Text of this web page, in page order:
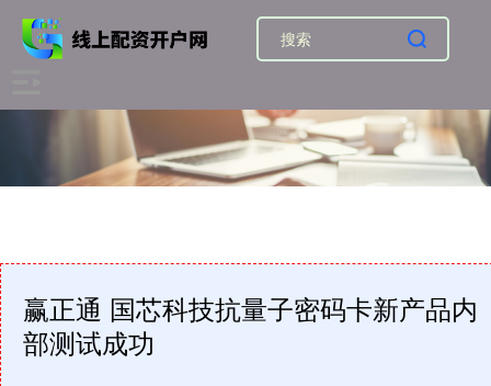
赢正通 国芯科技抗量子密码卡新产品内
部测试成功